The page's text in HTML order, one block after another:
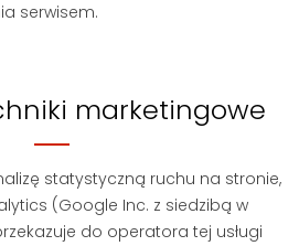
serwisem.
marketingowe
statystyczną ruchu na stronie,
(Google Inc. z siedzibą w
do operatora tej usługi